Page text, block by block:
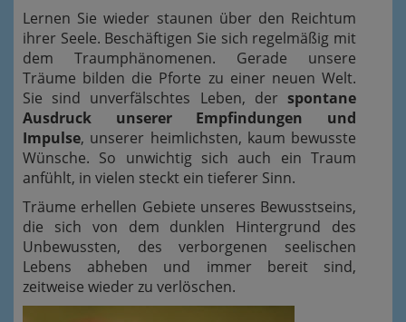
Lernen Sie wieder staunen über den Reichtum
ihrer Seele. Beschäftigen Sie sich regelmäßig mit
dem Traumphänomenen. Gerade unsere
Träume bilden die Pforte zu einer neuen Welt.
Sie sind unverfälschtes Leben, der spontane
Ausdruck unserer Empfindungen und
Impulse, unserer heimlichsten, kaum bewusste
Wünsche. So unwichtig sich auch ein Traum
anfühlt, in vielen steckt ein tieferer Sinn.
Träume erhellen Gebiete unseres Bewusstseins,
die sich von dem dunklen Hintergrund des
Unbewussten, des verborgenen seelischen
Lebens abheben und immer bereit sind,
zeitweise wieder zu verlöschen.